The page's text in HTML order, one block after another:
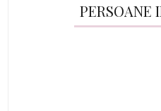
PERSOANE